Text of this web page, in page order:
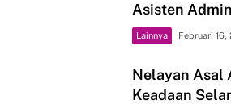
Asisten
Lainnya Februari 16,
Nelayan Asal
Keadaan